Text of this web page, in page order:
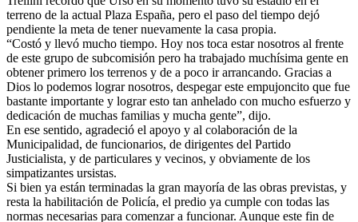
terreno de la actual Plaza España, pero el paso del tiempo dejó
pendiente la meta de tener nuevamente la casa propia.
“Costó y llevó mucho tiempo. Hoy nos toca estar nosotros al frente
de este grupo de subcomisión pero ha trabajado muchísima gente en
obtener primero los terrenos y de a poco ir arrancando. Gracias a
Dios lo podemos lograr nosotros, despegar este empujoncito que fue
bastante importante y lograr esto tan anhelado con mucho esfuerzo y
dedicación de muchas familias y mucha gente”, dijo.
En ese sentido, agradeció el apoyo y al colaboración de la
Municipalidad, de funcionarios, de dirigentes del Partido
Justicialista, y de particulares y vecinos, y obviamente de los
simpatizantes ursistas.
Si bien ya están terminadas la gran mayoría de las obras previstas, y
resta la habilitación de Policía, el predio ya cumple con todas las
normas necesarias para comenzar a funcionar. Aunque este fin de